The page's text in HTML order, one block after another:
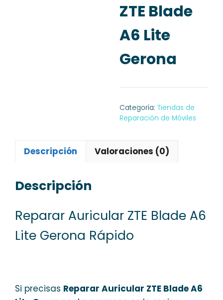
ZTE Blade
A6 Lite
Gerona
Categoría: Tiendas de
Reparación de Móviles
Descripción Valoraciones (0)
Descripción
Reparar Auricular ZTE Blade A6
Lite Gerona Rápido
Si precisas Reparar Auricular ZTE Blade A6